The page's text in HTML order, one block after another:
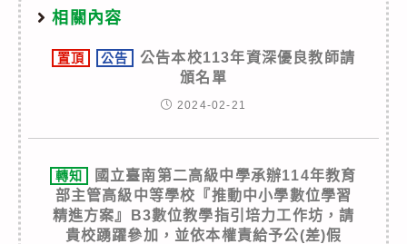
相關內容
置頂 公告
公告本校113年資深優良教師請
頒名單
2024-02-21
轉知
國立臺南第二高級中學承辦114年教育
部主管高級中等學校『推動中小學數位學習
精進方案』B3數位教學指引培力工作坊，請
貴校踴躍參加，並依本權責給予公(差)假